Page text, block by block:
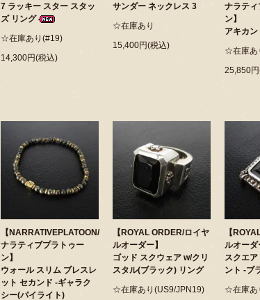
7 ラッキー スター スタッ
ズ リング
☆在庫あり(#19)
14,300円(税込)
サンダー ネックレス 3
☆在庫あり
15,400円(税込)
ナラティ
ン】
アキカ
☆在庫あ
25,850
【NARRATIVEPLATOON/
ナラティブプラトゥー
ン】
ウォール スリム ブレスレ
ット セカンド -ギャラク
シー(パイライト)
【ROYAL ORDER/ロイヤ
ルオーダー】
ゴッド スクウェア w/クリ
スタル(ブラック) リング
☆在庫あり(US9/JPN19)
【
ルオーダ
スクエ
ント -ブ
☆在庫あ